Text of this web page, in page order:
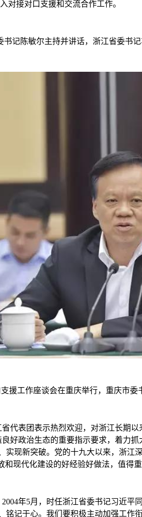
接对口支援和交流合作工作。
记陈敏尔主持并讲话，浙江省委书
援工作座谈会在重庆举行，重庆市
表团表示热烈欢迎，对浙江长期
良好政治生态的重要指示要求，着
现新突破。党的十九大以来，浙
现代化建设的好经验好做法，值得
年5月，时任浙江省委书记习近平
记于心。我们要积极主动加强工